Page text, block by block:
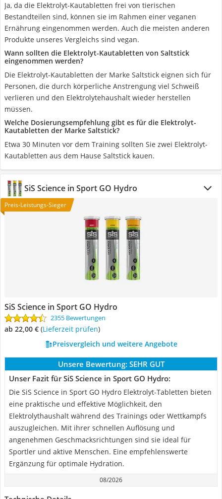
Ja, da die Elektrolyt-Kautabletten frei von tierischen
Bestandteilen sind, können sie im Rahmen einer veganen
Ernährung eingenommen werden. Auch die meisten anderen
Produkte unseres Vergleichs sind vegan.
Wann sollten die Elektrolyt-Kautabletten von Saltstick
eingenommen werden?
Die Elektrolyt-Kautabletten der Marke Saltstick eignen sich für
Personen, die durch körperliche Anstrengung viel Schweiß
verlieren und den Elektrolytehaushalt wieder herstellen
müssen.
Welche Dosierungsempfehlung gibt es für die Elektrolyt-
Kautabletten der Marke Saltstick?
Etwa 30 Minuten vor dem Training sollten Sie zwei Elektrolyt-
Kautabletten aus dem Hause Saltstick kauen.
SiS Science in Sport GO Hydro
Preis-Leistungs-Sieger
SiS Science in Sport GO Hydro
2355 Bewertungen
ab 22,00 € (Lieferzeit prüfen)
Preisvergleich und weitere Angebote
Unsere Bewertung: SEHR GUT
Unser Fazit für SiS Science in Sport GO Hydro:
Die SiS Science in Sport GO Hydro Elektrolyt-Tabletten bieten
eine praktische und effektive Möglichkeit, den
Elektrolythaushalt während des Trainings oder Wettkampfs
auszugleichen. Mit ihrer schnellen Auflösung und
angenehmen Geschmacksrichtungen sind sie ideal für
Sportler und aktive Menschen. Eine empfehlenswerte
Ergänzung für optimale Hydration.
08/2026